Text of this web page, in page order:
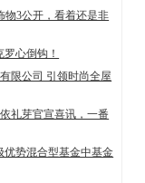
物3公开，看着还是非
心倒钩！
限公司 引领时尚全屋
礼芽官宣喜讯，一番
优势混合型基金中基金